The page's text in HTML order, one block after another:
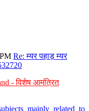
Re: म्यर पहाड़ म्यर
- विशेष आमंत्रित
mainly related to